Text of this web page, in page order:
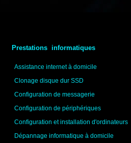
Prestations informatiques
Assistance internet à domicile
Clonage disque dur SSD
Configuration de messagerie
Configuration de périphériques
Configuration et installation d'ordinateurs
Dépannage informatique à domicile